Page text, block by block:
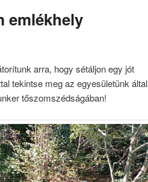
emlékhely
arra, hogy sétáljon egy jót
tekintse meg az egyesületünk által
tőszomszédságában!